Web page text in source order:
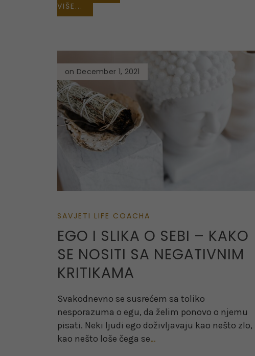
VIŠE...
on December 1, 2021
SAVJETI LIFE COACHA
EGO I SLIKA O SEBI – KAKO
SE NOSITI SA NEGATIVNIM
KRITIKAMA
Svakodnevno se susrećem sa toliko
nesporazuma o egu, da želim ponovo o njemu
pisati. Neki ljudi ego doživljavaju kao nešto zlo,
kao nešto loše čega se…